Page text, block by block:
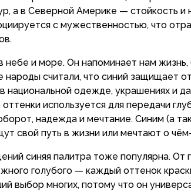
а в Северной Америке — стойкость и
с мужественностью, что
и море. Он напоминает нам жизнь,
считали, что синий защищает от
национальной одежде, украшениях и
используется для передачи
надежда и мечтание. Синим (а
свой путь в жизни или мечтают о
синяя палитра тоже популярна. От
голубого — каждый оттенок
выбор многих, потому что он